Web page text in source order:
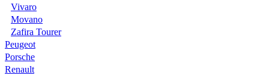
Vivaro
Movano
Zafira Tourer
Peugeot
Porsche
Renault